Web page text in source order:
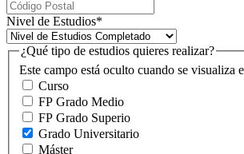
Nivel de Estudios*
Este campo está oculto cuando se visualiza
¿Qué tipo de estudios quieres realizar?
Curso
FP Grado Medio
FP Grado Superio
Grado Universitario
Máster